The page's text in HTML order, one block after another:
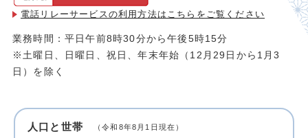
電話リレーサービスの利用方法は こちらをご覧ください
業務時間：平日午前8時30分から午後5時15分
※土曜日、日曜日、祝日、年末年始（12月29日から1月3
日）を除く
人口と世帯 （令和8年8月1日現在）